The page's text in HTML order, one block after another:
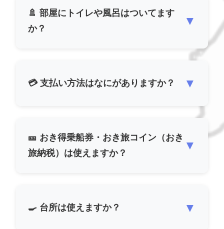
🚿 部屋にトイレや風呂はついてます
か？
▼
💳 支払い方法はなにがありますか？ ▼
🎫 おき得乗船券・おき旅コイン（おき
旅納税）は使えますか？
▼
🍳 台所は使えますか？ ▼